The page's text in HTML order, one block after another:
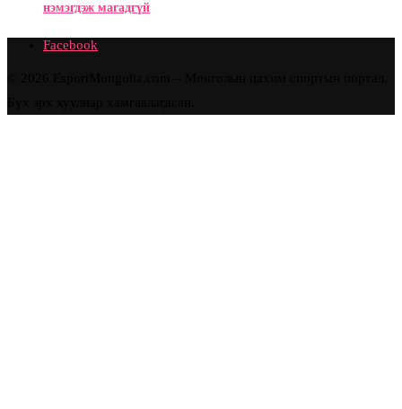
нэмэгдэж магадгүй
Facebook